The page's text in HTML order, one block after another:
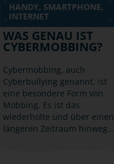
HANDY, SMARTPHONE,
INTERNET
WAS GENAU IST
CYBERMOBBING?
Cybermobbing, auch
Cyberbullying genannt, ist
eine besondere Form von
Mobbing. Es ist das
wiederholte und über einen
längeren Zeitraum hinweg…